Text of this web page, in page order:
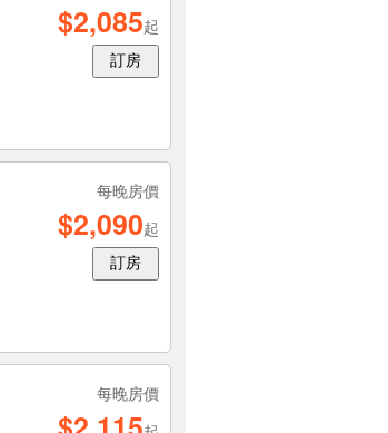
$2,085起
訂房
每晚房價
$2,090起
訂房
每晚房價